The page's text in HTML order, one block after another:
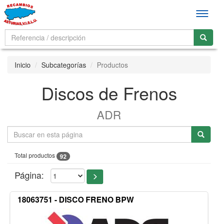
Inicio Subcategorías Productos
Discos de Frenos
ADR
Total productos 92
Página:
18063751 - DISCO FRENO BPW